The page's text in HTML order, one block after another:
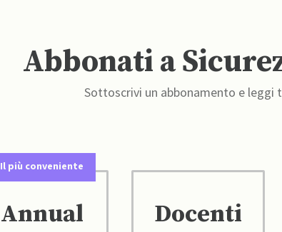
Abbonati a
Sottoscrivi un abbonamento e
Il più conveniente
Annual
Docenti